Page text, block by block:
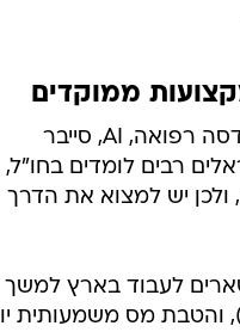
ממוקדים
עידוד לימודים בישראל למקצועות מועדפים כמו תחומי טכנולוגיה, הנדסה רפואה, AI, סייבר
רבים לומדים בחו"ל,
יש למצוא את הדרך
לעבוד בארץ למשך
והטבת מס משמעותית